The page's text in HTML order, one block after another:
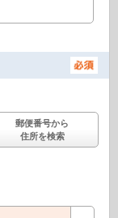
郵便番号から
住所を検索